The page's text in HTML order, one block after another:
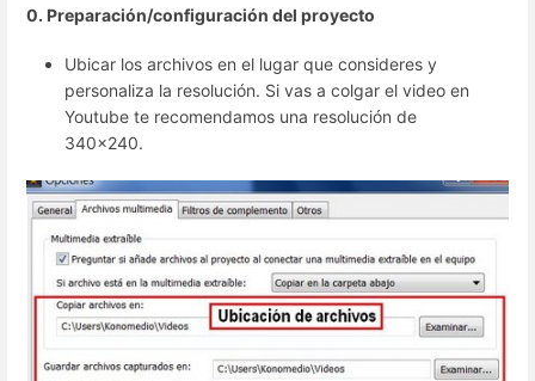
0. Preparación/configuración del proyecto
Ubicar los archivos en el lugar que consideres y
personaliza la resolución. Si vas a colgar el video en
Youtube te recomendamos una resolución de
340x240.